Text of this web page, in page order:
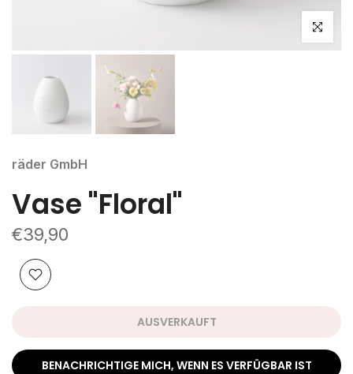
klicken
räder GmbH
Vase "Floral"
€39,90
AUSVERKAUFT
BENACHRICHTIGE MICH, WENN ES VERFÜGBAR IST